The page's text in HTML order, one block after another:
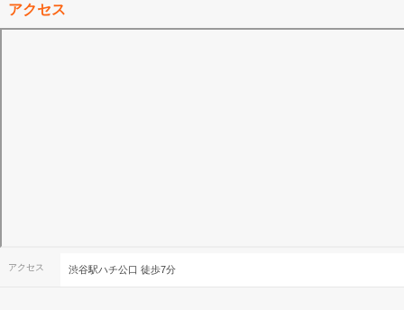
アクセス
アクセス 渋谷駅ハチ公口 徒歩7分